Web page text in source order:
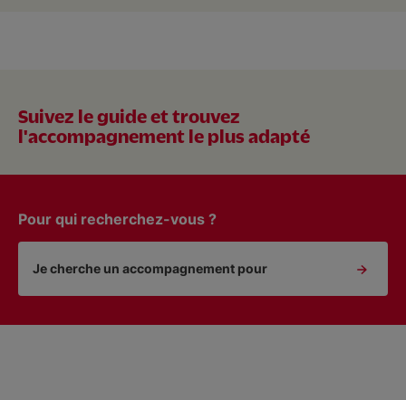
Suivez le guide et trouvez
l'accompagnement le plus adapté
Pour qui recherchez-vous ?
Je cherche un accompagnement pour